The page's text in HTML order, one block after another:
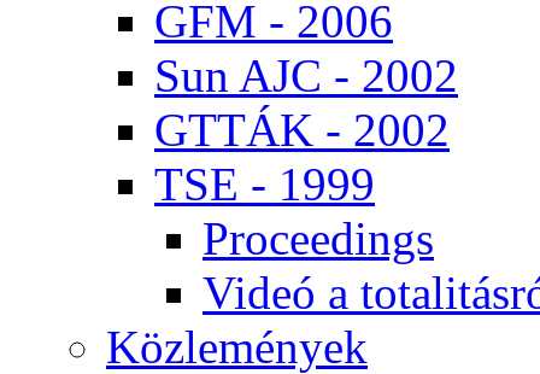
GFM - 2006
Sun AJC - 2002
GT­TÁK - 2002
TSE - 1999
Pro­ce­e­dings
Vi­deó a
Köz­le­mé­nyek